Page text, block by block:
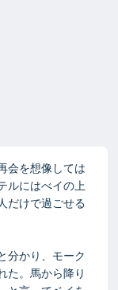
会を想像しては
ルにはべイの上
だけで過ごせる
分かり、モーク
た。馬から降り